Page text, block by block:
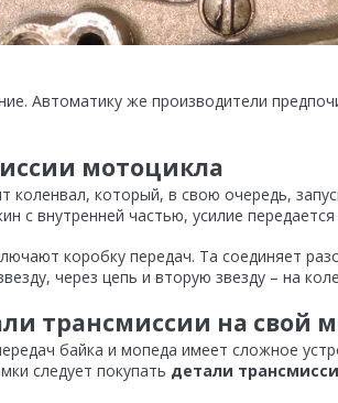
Автоматику же производители
мотоцикла
коленвал, который, в свою очередь,
с внутренней частью, усилие
коробку передач. Та соединяет
через цепь и вторую звезду – на
трансмиссии на свой
байка и мопеда имеет сложное
следует покупать детали